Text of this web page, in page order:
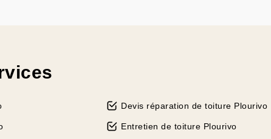
Devis réparation de toiture Plourivo
Entretien de toiture Plourivo